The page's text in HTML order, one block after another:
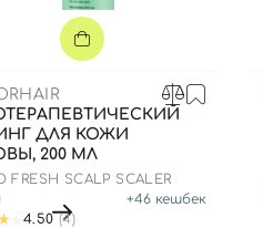
ДЛЯ КОЖИ
200 МЛ
FRESH SCALP SCALER
+46 кешбек
4.50 (4)